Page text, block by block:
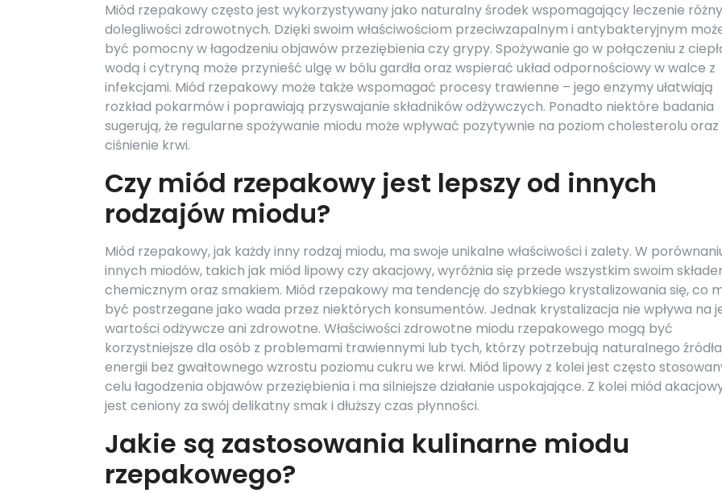
Miód rzepakowy często jest wykorzystywany jako naturalny środek wspomagający leczenie
dolegliwości zdrowotnych. Dzięki swoim właściwościom przeciwzapalnym i antybakteryjnym
być pomocny w łagodzeniu objawów przeziębienia czy grypy. Spożywanie go w połączeniu z
wodą i cytryną może przynieść ulgę w bólu gardła oraz wspierać układ odpornościowy w walce z
infekcjami. Miód rzepakowy może także wspomagać procesy trawienne – jego enzymy ułatwiają
rozkład pokarmów i poprawiają przyswajanie składników odżywczych. Ponadto niektóre badania
sugerują, że regularne spożywanie miodu może wpływać pozytywnie na poziom cholesterolu oraz
ciśnienie krwi.
Czy miód rzepakowy jest lepszy od innych
rodzajów miodu?
Miód rzepakowy, jak każdy inny rodzaj miodu, ma swoje unikalne właściwości i zalety. W
innych miodów, takich jak miód lipowy czy akacjowy, wyróżnia się przede wszystkim swoim
chemicznym oraz smakiem. Miód rzepakowy ma tendencję do szybkiego krystalizowania się, co
być postrzegane jako wada przez niektórych konsumentów. Jednak krystalizacja nie wpływa na
wartości odżywcze ani zdrowotne. Właściwości zdrowotne miodu rzepakowego mogą być
korzystniejsze dla osób z problemami trawiennymi lub tych, którzy potrzebują naturalnego źródła
energii bez gwałtownego wzrostu poziomu cukru we krwi. Miód lipowy z kolei jest często
celu łagodzenia objawów przeziębienia i ma silniejsze działanie uspokajające. Z kolei miód
jest ceniony za swój delikatny smak i dłuższy czas płynności.
Jakie są zastosowania kulinarne miodu
rzepakowego?